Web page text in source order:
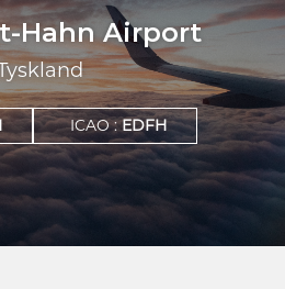
Hahn Airport
ICAO :EDFH